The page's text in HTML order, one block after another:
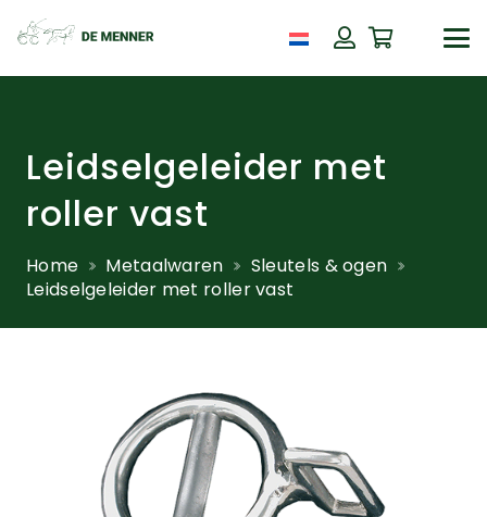
Leidselgeleider met
roller vast
Home Metaalwaren
Sleutels & ogen
Leidselgeleider met roller vast